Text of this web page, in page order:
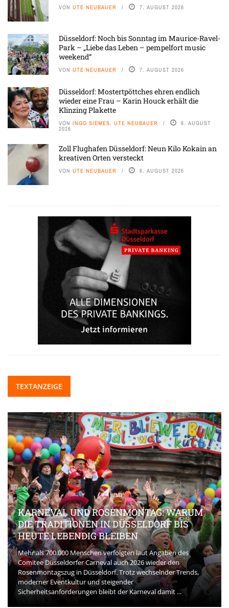
VON UTE NEUBAUER 7. AUGUST 2026
Düsseldorf: Noch bis Sonntag im Maurice-Ravel-
Park – „Liebe das Leben – pempelfort music
weekend“
VON UTE NEUBAUER 7. AUGUST 2026
Düsseldorf: Mostertpöttches ehren endlich
wieder eine Frau – Karin Houck erhält die
Klinzing Plakette
VON INGO SIEMES, UTE NEUBAUER 6. AUGUST
2026
Zoll Flughafen Düsseldorf: Neun Kilo Kokain an
kreativen Orten versteckt
VON UTE NEUBAUER 6. AUGUST 2026
TEXTANZEIGE
KARNEVAL UND ROSENMONTAG: WARUM
DIE TRADITIONEN IN DÜSSELDORF BIS
HEUTE LEBENDIG BLEIBEN
Mehr als 700.000 Menschen verfolgten laut Angaben des
Comitee Düsseldorfer Carneval auch 2026 wieder den
Rosenmontagszug in Düsseldorf. Trotz wechselnder Trends,
moderner Eventkultur und steigender
Sicherheitsanforderungen bleibt der Karneval damit ...